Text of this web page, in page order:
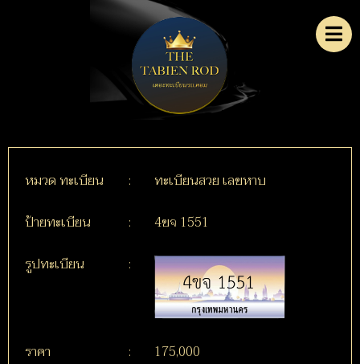
หมวด ทะเบียน :
ทะเบียนสวย เลขหาบ
ป้ายทะเบียน
:
4ขจ 1551
รูปทะเบียน
:
ราคา :
175,000